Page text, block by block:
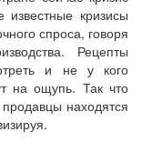
известные кризисы
спроса, говоря
Рецепты
и не у кого
на ощупь. Так что
находятся